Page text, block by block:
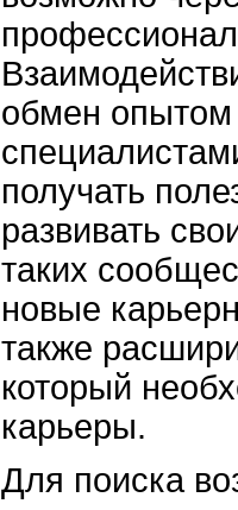
обмен опытом
получать
развивать
таких
новые
также
который
карьеры.
Для поиска